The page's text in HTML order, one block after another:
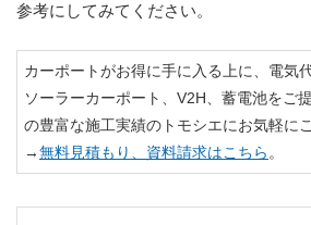
参考にしてみてください。
カーポートがお得に手に入る上に、電気
ソーラーカーポート、V2H、蓄電池をご
の豊富な施工実績のトモシエにお気軽に
→無料見積もり、資料請求はこちら 。